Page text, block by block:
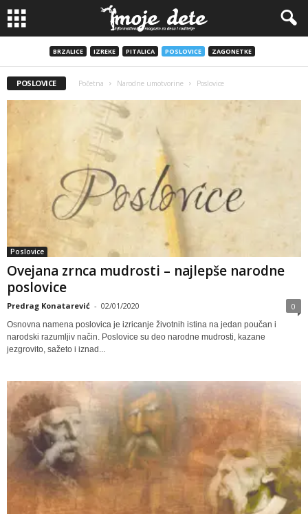
BRZALICE IZREKE PITALICA POSLOVICE ZAGONETKE
POSLOVICE Početna Narodne umotvorine Poslovice
Poslovice
Ovejana zrnca mudrosti – najlepše narodne
poslovice
Predrag Konatarević - 02/01/2020 0
Osnovna namena poslovica je izricanje životnih istina na jedan poučan i
narodski razumljiv način. Poslovice su deo narodne mudrosti, kazane
jezgrovito, sažeto i iznad...